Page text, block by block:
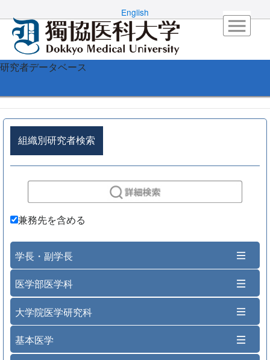
English
研究者データベース
組織別研究者検索
兼務先を含める
学長・副学長
医学部医学科
大学院医学研究科
基本医学